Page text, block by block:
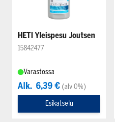
HETI Yleispesu Joutsen
15842477
Varastossa
Alk. 6,39 € (alv 0%)
Esikatselu